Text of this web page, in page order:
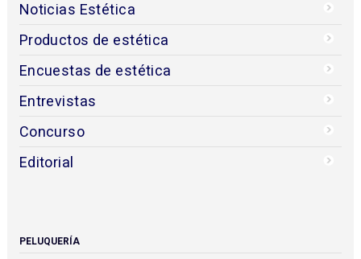
Noticias Estética
Productos de estética
Encuestas de estética
Entrevistas
Concurso
Editorial
PELUQUERÍA